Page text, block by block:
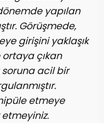
yapılan
Görüşmede,
girişini yaklaşık
çıkan
soruna acil bir
etmeye
etmeyiniz.